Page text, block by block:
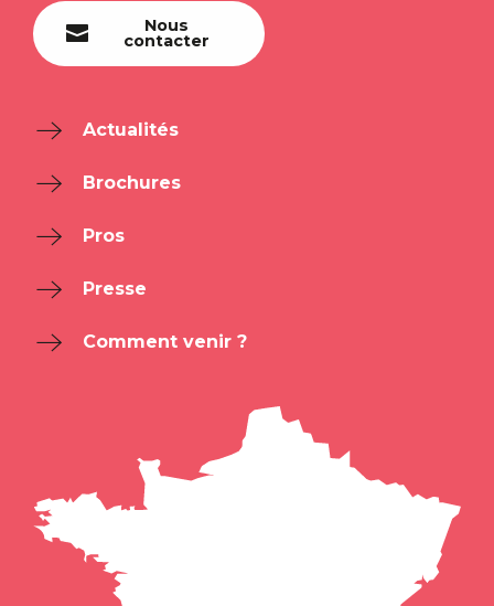
Nous
contacter
Actualités
Brochures
Pros
Presse
Comment venir ?